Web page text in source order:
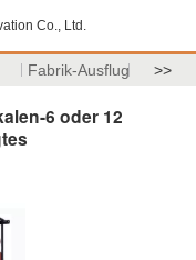
Co., Ltd.
Fabrik-Ausflug >>
6 oder 12